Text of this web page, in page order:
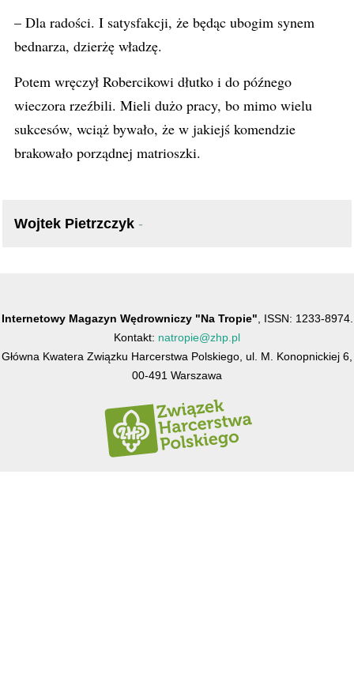
– Dla radości. I satysfakcji, że będąc ubogim synem
bednarza, dzierżę władzę.
Potem wręczył Robercikowi dłutko i do późnego
wieczora rzeźbili. Mieli dużo pracy, bo mimo wielu
sukcesów, wciąż bywało, że w jakiejś komendzie
brakowało porządnej matrioszki.
Wojtek Pietrzczyk -
Internetowy Magazyn Wędrowniczy "Na Tropie" , ISSN: 1233-8974.
Kontakt: natropie@zhp.pl
Główna Kwatera Związku Harcerstwa Polskiego, ul. M. Konopnickiej 6,
00-491 Warszawa